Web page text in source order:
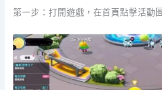
第一步：打開遊戲，在首頁點擊活動